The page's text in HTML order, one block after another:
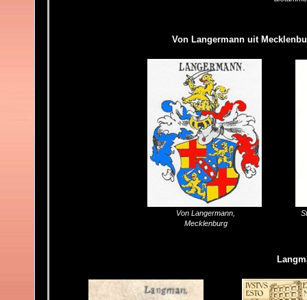
Von Langermann,
Mecklenburg
Von Langermann uit